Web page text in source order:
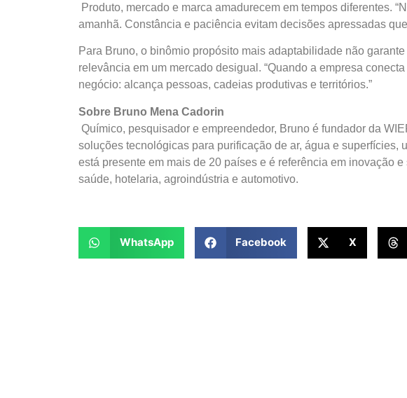
Produto, mercado e marca amadurecem em tempos diferentes.
amanhã. Constância e paciência evitam decisões apressadas
Para Bruno, o binômio propósito mais adaptabilidade não
relevância em um mercado desigual. “Quando a empresa
negócio: alcança pessoas, cadeias produtivas e territórios.”
Sobre Bruno Mena Cadorin
Químico, pesquisador e empreendedor, Bruno é fundador da
soluções tecnológicas para purificação de ar, água e superfícies,
está presente em mais de 20 países e é referência em inovação
saúde, hotelaria, agroindústria e automotivo.
WhatsApp Facebook X